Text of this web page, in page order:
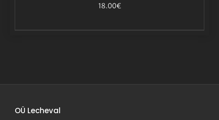
18.00€
OÜ Lecheval